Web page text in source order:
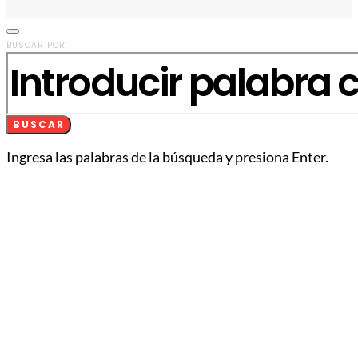
BUSCAR POR:
BUSCAR
Ingresa las palabras de la búsqueda y presiona Enter.